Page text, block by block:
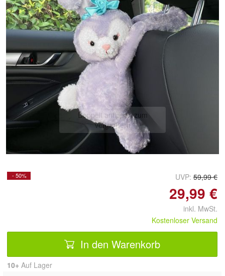
Doppelt antippen zum
vergrößern
- 50% UVP: 59,99 €
29,99 €
inkl. MwSt.
Kostenloser Versand
In den Warenkorb
10+ Auf Lager